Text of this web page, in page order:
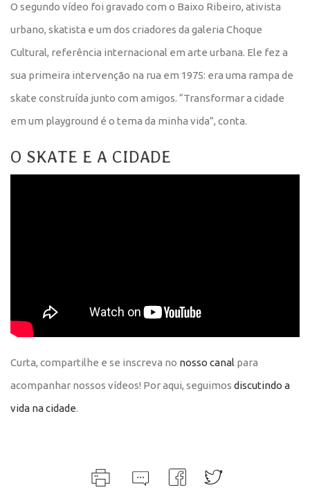
O segundo vídeo foi gravado com o Baixo Ribeiro, ativista
urbano, skatista e um dos criadores da galeria Choque
Cultural, referência internacional em arte urbana. Ele fez a
sua primeira intervenção na rua em 1975: era uma rampa de
skate construída junto com amigos. “Transformar a cidade
em um playground é o tema da minha vida”, conta.
O SKATE E A CIDADE
Curta, compartilhe e se inscreva no nosso canal para
acompanhar nossos vídeos! Por aqui, seguimos discutindo a
vida na cidade.